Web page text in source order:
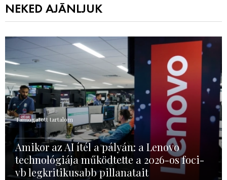
NEKED AJÁNLJUK
Támogatott tartalom
Amikor az AI ítél a pályán: a Lenovo
technológiája működtette a 2026-os foci-
vb legkritikusabb pillanatait